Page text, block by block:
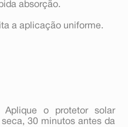
absorção.
a aplicação uniforme.
o protetor solar
30 minutos antes da